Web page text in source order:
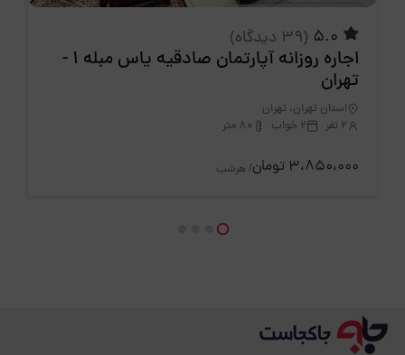
(39 دیدگاه)
اجاره روزانه آپارتمان صادقیه یاس مبله 1 -
تهران
استان تهران، تهران
2 نفر
2 خواب 80 متر
3،850،000 تومان / هرشب